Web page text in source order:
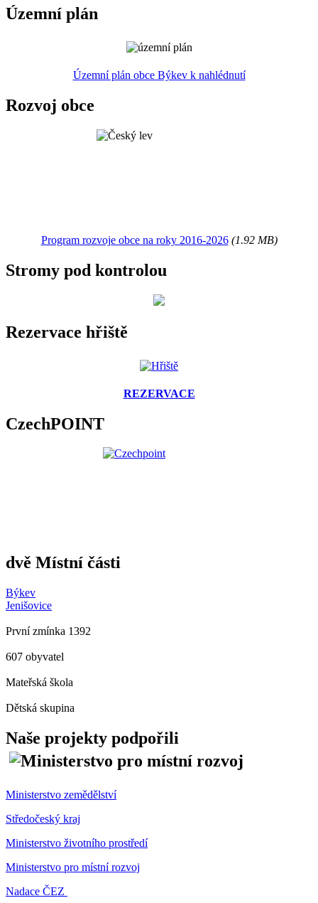
Územní plán
Územní plán obce Býkev k nahlédnutí
Rozvoj obce
Program rozvoje obce na roky 2016-2026(1.92 MB)
Stromy pod kontrolou
Rezervace hřiště
REZERVACE
CzechPOINT
dvě Místní části
Býkev
Jenišovice
První zmínka 1392
607 obyvatel
Mateřská škola
Dětská skupina
Naše projekty podpořili
Ministerstvo zemědělství
Středočeský kraj
Ministerstvo životního prostředí
Ministerstvo pro místní rozvoj
Nadace ČEZ